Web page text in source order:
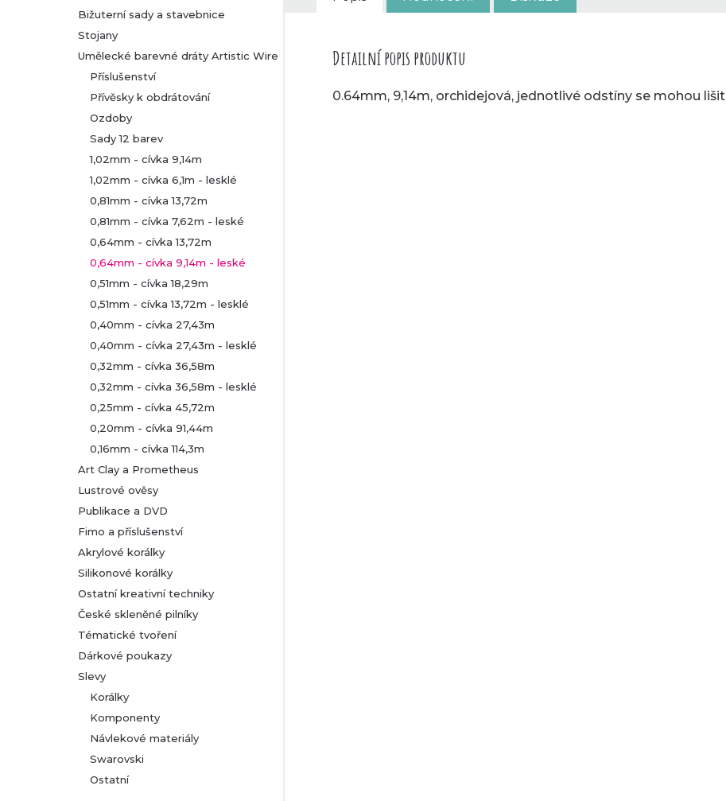
n
e
Bižuterní sady a stavebnice
Stojany
Umělecké barevné dráty Artistic Wire
Příslušenství
Přívěsky k obdrátování
Ozdoby
Sady 12 barev
1,02mm - cívka 9,14m
1,02mm - cívka 6,1m - lesklé
0,81mm - cívka 13,72m
0,81mm - cívka 7,62m - leské
0,64mm - cívka 13,72m
0,64mm - cívka 9,14m - leské
0,51mm - cívka 18,29m
0,51mm - cívka 13,72m - lesklé
0,40mm - cívka 27,43m
0,40mm - cívka 27,43m - lesklé
0,32mm - cívka 36,58m
0,32mm - cívka 36,58m - lesklé
0,25mm - cívka 45,72m
0,20mm - cívka 91,44m
0,16mm - cívka 114,3m
Art Clay a Prometheus
Lustrové ověsy
Publikace a DVD
Fimo a příslušenství
Akrylové korálky
Silikonové korálky
Ostatní kreativní techniky
České skleněné pilníky
Tématické tvoření
Dárkové poukazy
Slevy
Korálky
Komponenty
Návlekové materiály
Swarovski
Ostatní
Detailní popis produktu
0.64mm, 9,14m, orchidejová, jednotlivé odstíny se mohou lišit